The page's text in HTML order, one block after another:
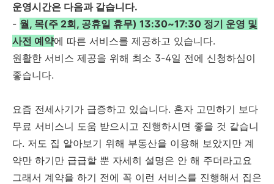
운영시간은 다음과 같습니다.
- 월, 목(주 2회, 공휴일 휴무) 13:30~17:30 정기 운영 및
사전 예약에 따른 서비스를 제공하고 있습니다.
원활한 서비스 제공을 위해 최소 3-4일 전에 신청하심이
좋습니다.
요즘 전세사기가 급증하고 있습니다. 혼자 고민하기 보다
무료 서비스니 도움 받으시고 진행하시면 좋을 것 같습니
다. 저도 집 알아보기 위해 부동산을 이용해 보았지만 계
약만 하기만 급급할 뿐 자세히 설명은 안 해 주더라고요
그래서 계약을 하기 전에 꼭 이런 서비스를 진행해서 집은